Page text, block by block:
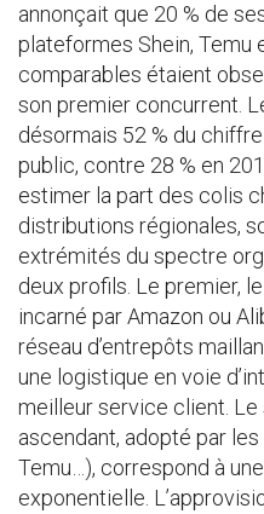
annonçait que 20 % de
plateformes Shein, Temu
comparables étaient
son premier concurrent.
désormais 52 % du
public, contre 28 % en
estimer la part des colis
distributions régionales,
extrémités du spectre
deux profils. Le premier,
incarné par Amazon ou
réseau d’entrepôts
une logistique en voie
meilleur service client.
ascendant, adopté par
Temu…), correspond à
exponentielle.